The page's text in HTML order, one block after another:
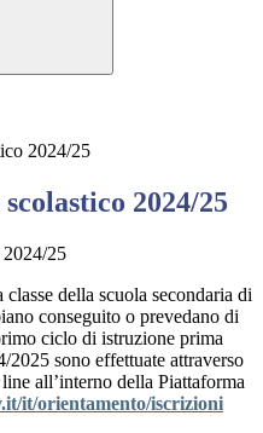
2024/25
2024/25
della scuola secondaria di
conseguito o prevedano di
ciclo di istruzione prima
2025 sono effettuate attraverso
all’interno della Piattaforma
it/orientamento/iscrizioni